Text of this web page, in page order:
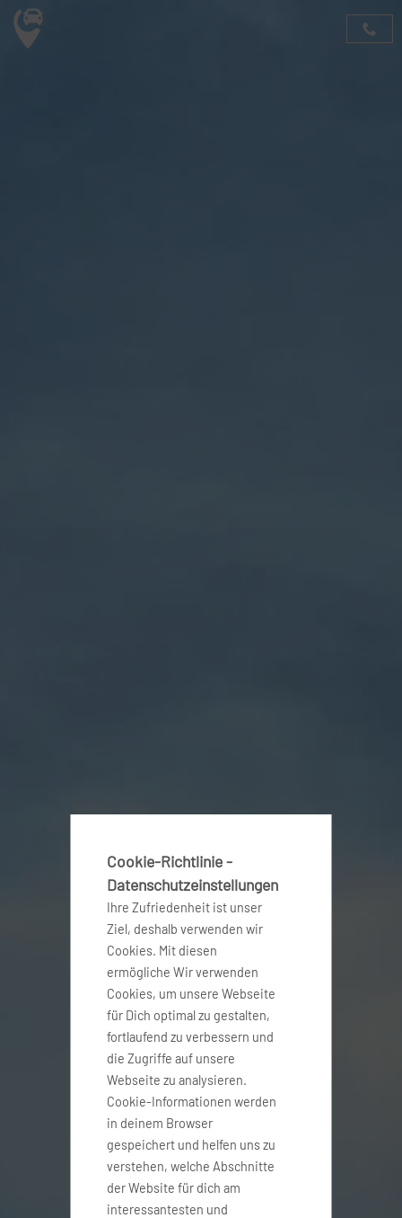
Cookie-Richtlinie -
Datenschutzeinstellungen
Ihre Zufriedenheit ist unser
Ziel, deshalb verwenden wir
Cookies. Mit diesen
ermögliche Wir verwenden
Cookies, um unsere Webseite
für Dich optimal zu gestalten,
fortlaufend zu verbessern und
die Zugriffe auf unsere
Webseite zu analysieren.
Cookie-Informationen werden
in deinem Browser
gespeichert und helfen uns zu
verstehen, welche Abschnitte
der Website für dich am
interessantesten und